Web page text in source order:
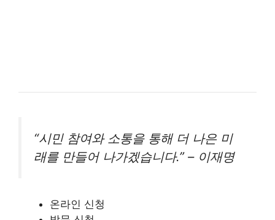
“시민 참여와 소통을 통해 더 나은 미
래를 만들어 나가겠습니다.” – 이재명
온라인 신청